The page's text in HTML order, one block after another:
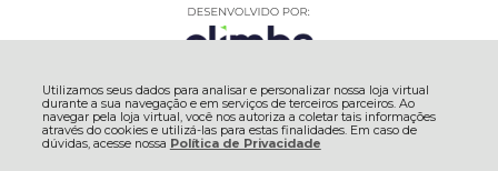
Utilizamos seus dados para analisar e personalizar nossa loja virtual
durante a sua navegação e em serviços de terceiros parceiros. Ao
navegar pela loja virtual, você nos autoriza a coletar tais informações
através do cookies e utilizá-las para estas finalidades. Em caso de
dúvidas, acesse nossa Política de Privacidade